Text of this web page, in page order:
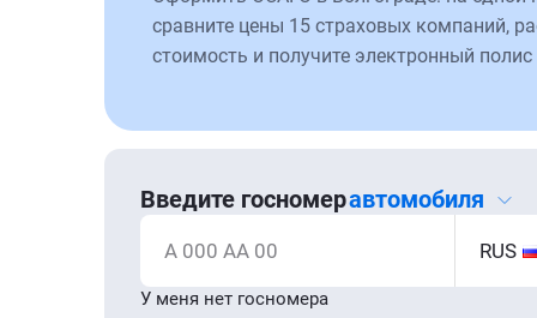
сравните цены 15 страховых компаний,
стоимость и получите электронный
Введите госномеравтомобиля
А 000 АА 00 RUS
У меня нет госномера